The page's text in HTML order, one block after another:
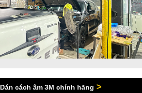
Dán cách âm 3M chính hãng >